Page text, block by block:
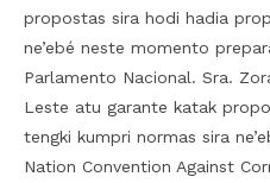
propostas sira hodi hadia
ne’ebé neste momento
Parlamento Nacional. Sra.
Leste atu garante katak
tengki kumpri normas sira
Nation Convention Against